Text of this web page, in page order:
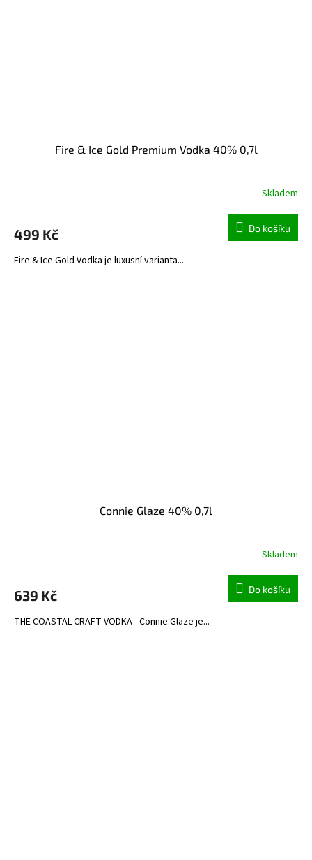
Fire & Ice Gold Premium Vodka 40% 0,7l
Skladem
499 Kč Do košíku
Fire & Ice Gold Vodka je luxusní varianta...
Connie Glaze 40% 0,7l
Skladem
639 Kč Do košíku
THE COASTAL CRAFT VODKA - Connie Glaze je...